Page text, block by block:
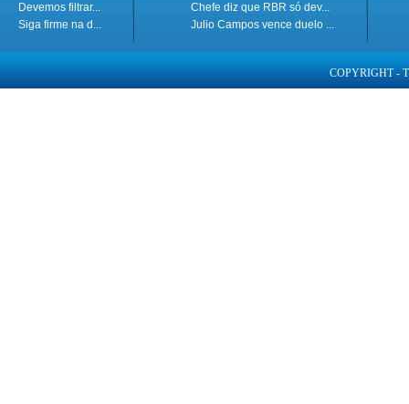
Devemos filtrar...
Siga firme na d...
Chefe diz que RBR só dev...
Julio Campos vence duelo ...
COPYRIGHT -